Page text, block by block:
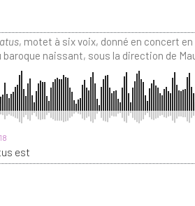
, motet à six voix, donné en concert en
baroque naissant, sous la direction de
est